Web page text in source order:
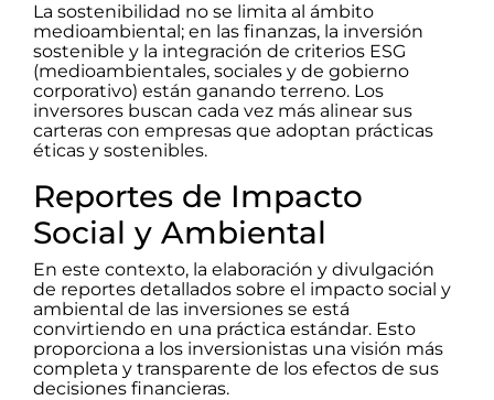
La sostenibilidad no se limita al ámbito
medioambiental; en las finanzas, la inversión
sostenible y la integración de criterios ESG
(medioambientales, sociales y de gobierno
corporativo) están ganando terreno. Los
inversores buscan cada vez más alinear sus
carteras con empresas que adoptan prácticas
éticas y sostenibles.
Reportes de Impacto
Social y Ambiental
En este contexto, la elaboración y divulgación
de reportes detallados sobre el impacto social y
ambiental de las inversiones se está
convirtiendo en una práctica estándar. Esto
proporciona a los inversionistas una visión más
completa y transparente de los efectos de sus
decisiones financieras.